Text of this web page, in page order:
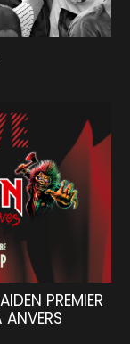
PREMIER